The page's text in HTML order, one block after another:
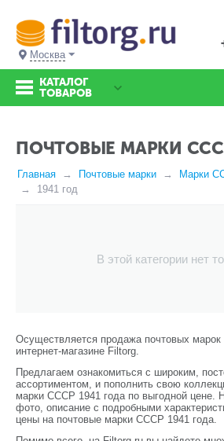
Москва
КАТАЛОГ
ТОВАРОВ
ПОЧТОВЫЕ МАРКИ
Главная Почтовые марки
Марки
1941 год
В этой категории нет
Осуществляется продажа почтовых
интернет-магазине Filtorg.
Предлагаем ознакомиться с широким,
ассортиментом, и пополнить свою
марки СССР 1941 года по выгодной цене.
фото, описание с подробными
цены на почтовые марки СССР 1941 года.